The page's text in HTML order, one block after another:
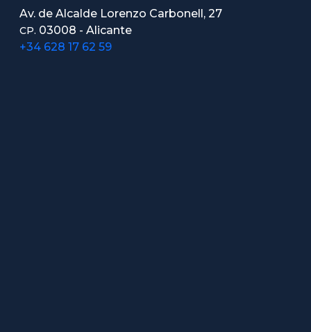
Av. de Alcalde Lorenzo Carbonell, 27
CP. 03008 - Alicante
+34 628 17 62 59